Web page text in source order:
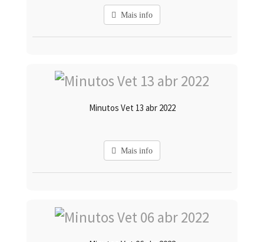
Mais info
Minutos Vet 13 abr 2022
Mais info